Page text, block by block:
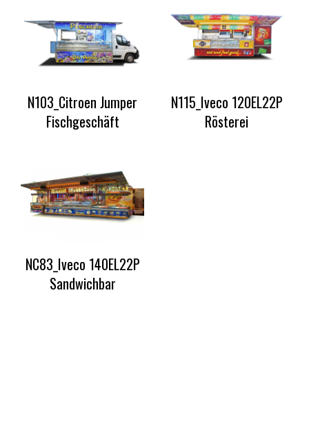
N103_Citroen Jumper
Fischgeschäft
N115_Iveco 120EL22P
Rösterei
NC83_Iveco 140EL22P
Sandwichbar